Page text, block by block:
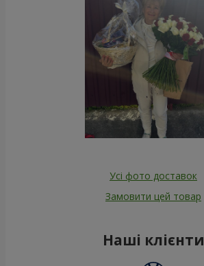
Усі фото доставок
Замовити цей товар
Наші клієнти